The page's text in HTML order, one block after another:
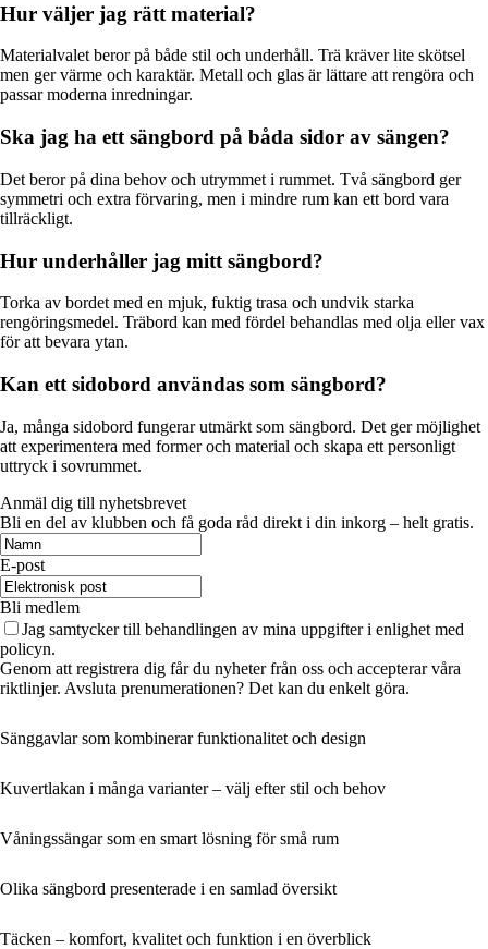
Hur väljer jag rätt material?
Materialvalet beror på både stil och underhåll. Trä kräver lite skötsel
men ger värme och karaktär. Metall och glas är lättare att rengöra och
passar moderna inredningar.
Ska jag ha ett sängbord på båda sidor av sängen?
Det beror på dina behov och utrymmet i rummet. Två sängbord ger
symmetri och extra förvaring, men i mindre rum kan ett bord vara
tillräckligt.
Hur underhåller jag mitt sängbord?
Torka av bordet med en mjuk, fuktig trasa och undvik starka
rengöringsmedel. Träbord kan med fördel behandlas med olja eller vax
för att bevara ytan.
Kan ett sidobord användas som sängbord?
Ja, många sidobord fungerar utmärkt som sängbord. Det ger möjlighet
att experimentera med former och material och skapa ett personligt
uttryck i sovrummet.
Anmäl dig till nyhetsbrevet
Bli en del av klubben och få goda råd direkt i din inkorg – helt gratis.
E-post
Bli medlem
Jag samtycker till behandlingen av mina uppgifter i enlighet med
policyn.
Genom att registrera dig får du nyheter från oss och accepterar våra
riktlinjer. Avsluta prenumerationen? Det kan du enkelt göra.
Sänggavlar som kombinerar funktionalitet och design
Kuvertlakan i många varianter – välj efter stil och behov
Våningssängar som en smart lösning för små rum
Olika sängbord presenterade i en samlad översikt
Täcken – komfort, kvalitet och funktion i en överblick